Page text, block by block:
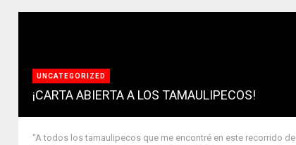
UNCATEGORIZED
¡CARTA ABIERTA A LOS TAMAULIPECOS!
“A todos los tamaulipecos que me encontré en este recorrido de